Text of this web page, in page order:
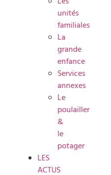
unités
familiales
La
grande
enfance
Services
annexes
Le
poulailler
&
le
potager
LES
ACTUS